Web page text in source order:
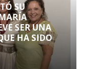
SU
SER UNA
HA SIDO